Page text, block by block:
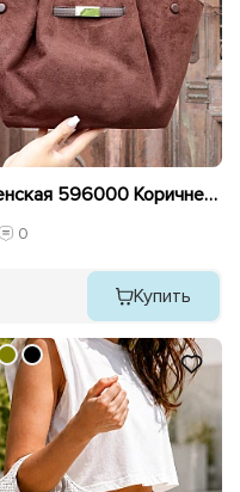
Сумка женская 596000 Коричневая
0
Купить